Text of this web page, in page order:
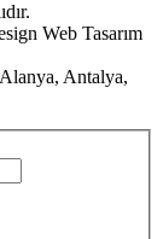
Web Tasarım
Antalya,